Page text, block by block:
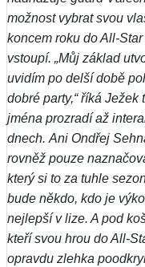
možnost vybrat svou
koncem roku do All-
vstoupí. „Můj základ
uvidím po delší době
dobré party,“ říká
jména prozradí až
dnech. Ani Ondřej
rovněž pouze
který si to za tuhle
bude někdo, kdo je
nejlepší v lize. A pod
kteří svou hrou do All-
opravdu zlehka